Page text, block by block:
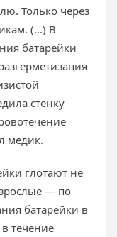
Только через
(...) В
батарейки
стенку
медик.
глотают не
— по
батарейки в
течение